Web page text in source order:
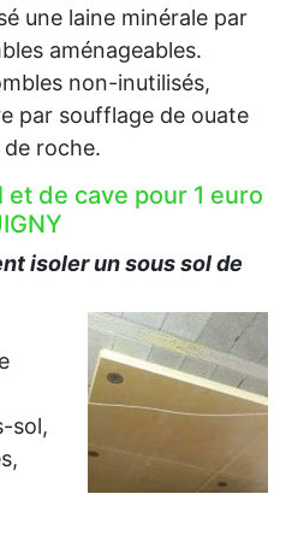
une laine minérale par
aménageables.
non-inutilisés,
par soufflage de ouate
de roche.
de cave pour 1 euro
isoler un sous sol de
sol,